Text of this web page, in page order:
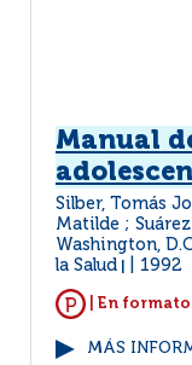
Manual
Silber, Tomás
Matilde ;
Washington,
la Salud
1992
| En
MÁS